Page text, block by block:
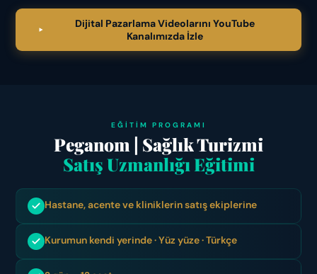
Dijital Pazarlama Videolarını YouTube
Kanalımızda İzle
EĞITIM PROGRAMI
Peganom | Sağlık Turizmi
Satış Uzmanlığı Eğitimi
Hastane, acente ve kliniklerin satış ekiplerine
Kurumun kendi yerinde · Yüz yüze · Türkçe